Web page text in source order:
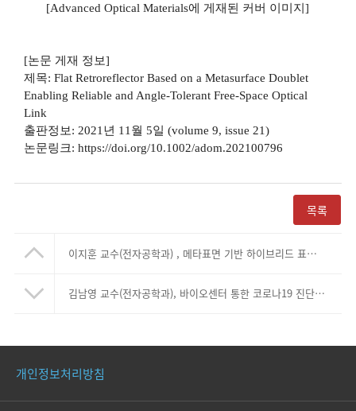
[Advanced Optical Materials에 게재된 커버 이미지]
[논문 게재 정보]
제목: Flat Retroreflector Based on a Metasurface Doublet
Enabling Reliable and Angle-Tolerant Free-Space Optical
Link
출판정보: 2021 년 11 월 5일 (volume 9, issue 21)
논문링크: https://doi.org/10.1002/adom.202100796
목록
이지훈 교수(전자공학과) , 메타표면 기반 하이브리드 표면강화 라만산란법 메틸렌 블루 응답성 월등히 향상 시켜
김남영 교수(전자공학과), 바이오센터 통한 코로나19 진단 가능 기술 개발
개인정보처리방침